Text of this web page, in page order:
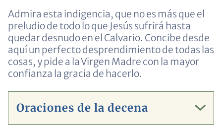
Admira esta indigencia, que no es más que el
preludio de todo lo que Jesús sufrirá hasta
quedar desnudo en el Calvario. Concibe desde
aquí un perfecto desprendimiento de todas las
cosas, y pide a la Virgen Madre con la mayor
confianza la gracia de hacerlo.
Oraciones de la decena